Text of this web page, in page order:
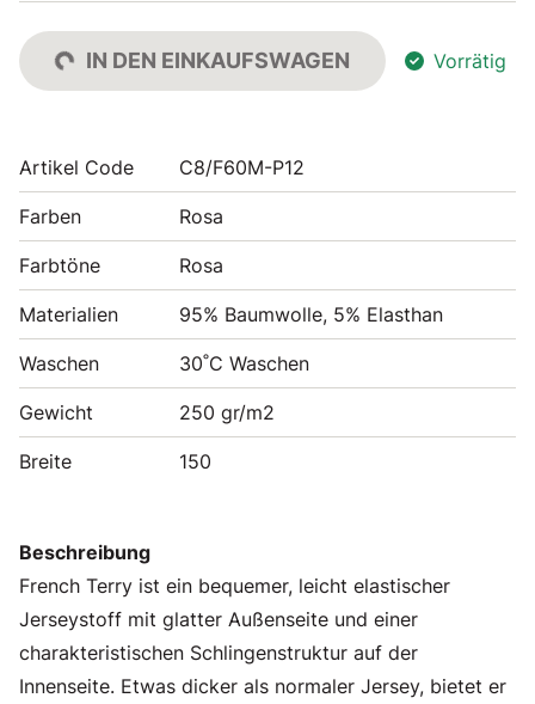
IN DEN EINKAUFSWAGEN Vorrätig
Artikel Code C8/F60M-P12
Farben Rosa
Farbtöne Rosa
Materialien 95% Baumwolle, 5% Elasthan
Waschen 30˚C Waschen
Gewicht 250 gr/m2
Breite 150
Beschreibung
French Terry ist ein bequemer, leicht elastischer
Jerseystoff mit glatter Außenseite und einer
charakteristischen Schlingenstruktur auf der
Innenseite. Etwas dicker als normaler Jersey, bietet er